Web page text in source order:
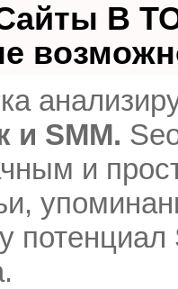
В
и SMM.
и